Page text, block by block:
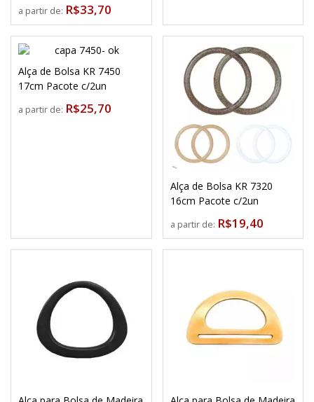
a partir de: R$33,70
Alça de Bolsa KR 7450
17cm Pacote c/2un
a partir de: R$25,70
Alça de Bolsa KR 7320
16cm Pacote c/2un
a partir de: R$19,40